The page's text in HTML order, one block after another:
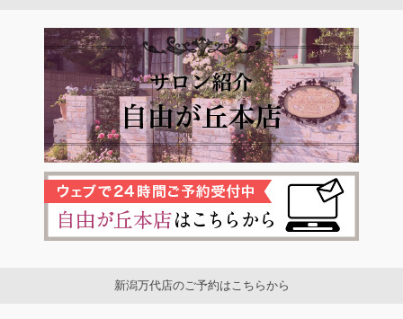
新潟万代店のご予約はこちらから